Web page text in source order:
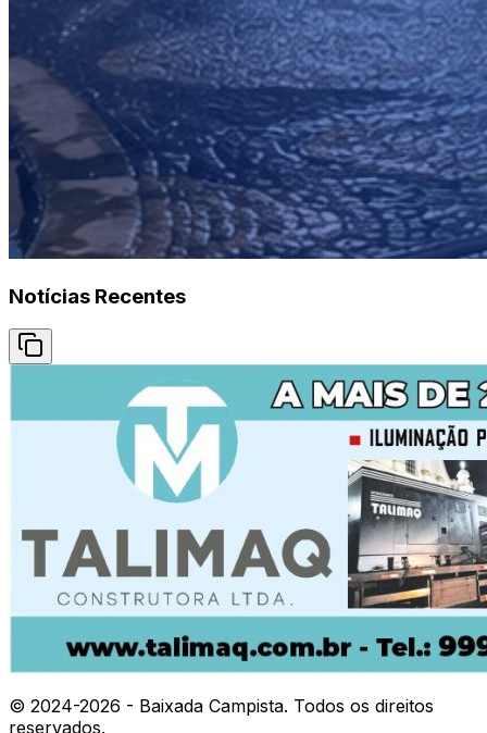
Notícias Recentes
© 2024-2026 - Baixada Campista. Todos os direitos
reservados.